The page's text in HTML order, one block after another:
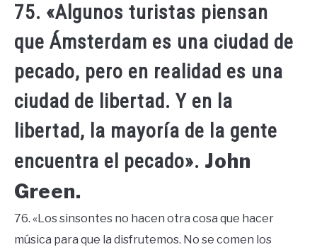
75. «Algunos turistas piensan
que Ámsterdam es una ciudad de
pecado, pero en realidad es una
ciudad de libertad. Y en la
libertad, la mayoría de la gente
encuentra el pecado». John
Green.
76. «Los sinsontes no hacen otra cosa que hacer
música para que la disfrutemos. No se comen los